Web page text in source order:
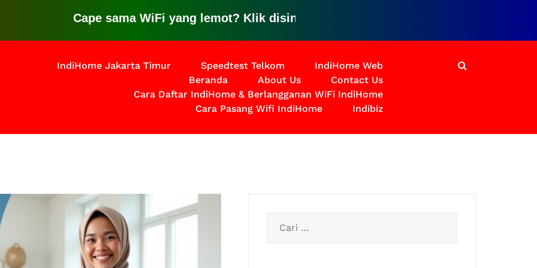
Cape sama WiFi yang lemot? Klik disini untuk solusinya
IndiHome Jakarta Timur Speedtest Telkom
IndiHome Web
Beranda
About Us
Contact Us
Cara Daftar IndiHome & Berlangganan WiFi IndiHome
Cara Pasang Wifi IndiHome
Indibiz
untuk: